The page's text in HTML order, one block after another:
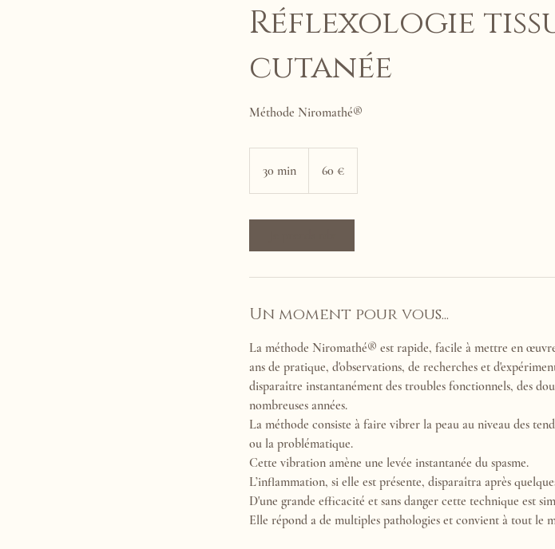
Réflexologie
cutanée
Méthode Niromathé®
30 min
0
60 €
Un moment pour vous...
La méthode Niromathé® est rapide, facile à mettre en
ans de pratique, d'observations, de recherches et
disparaître instantanément des troubles fonctionnels, des
nombreuses années.
La méthode consiste à faire vibrer la peau au niveau des
ou la problématique.
Cette vibration amène une levée instantanée du spasme.
L’inflammation, si elle est présente, disparaîtra après
D'une grande efficacité et sans danger cette technique est
Elle répond a de multiples pathologies et convient à tout le